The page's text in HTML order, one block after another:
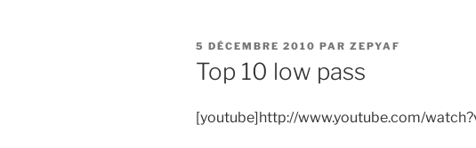
PUBLIÉ
LE
5 DÉCEMBRE 2010 PAR ZEPYAF
Top 10 low pass
[youtube]http://www.youtube.com/